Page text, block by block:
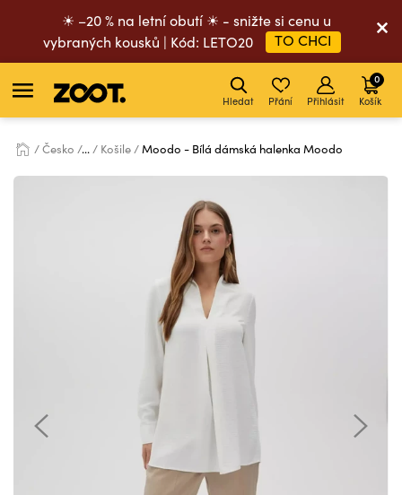
☀ –20 % na letní obutí ☀ - snižte si cenu u
vybraných kousků | Kód: LETO20
TO CHCI
Hledat Přání Přihlásit Košík
0
Česko ... Košile Moodo - Bílá dámská halenka Moodo